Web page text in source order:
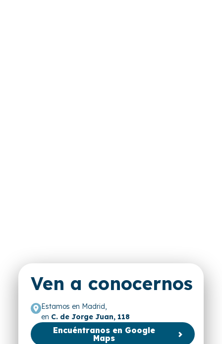
Ven a conocernos
Estamos en Madrid,
en C. de Jorge Juan, 118
Encuéntranos en Google
Maps